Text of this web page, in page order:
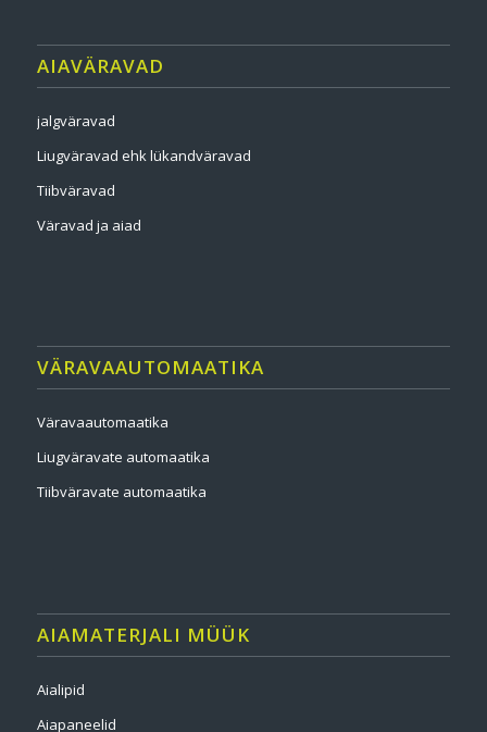
AIAVÄRAVAD
jalgväravad
Liugväravad ehk lükandväravad
Tiibväravad
Väravad ja aiad
VÄRAVAAUTOMAATIKA
Väravaautomaatika
Liugväravate automaatika
Tiibväravate automaatika
AIAMATERJALI MÜÜK
Aialipid
Aiapaneelid